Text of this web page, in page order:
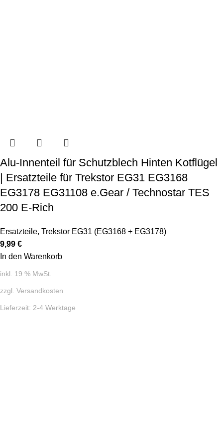
Alu-Innenteil für Schutzblech Hinten Kotflügel
| Ersatzteile für Trekstor EG31 EG3168
EG3178 EG31108 e.Gear / Technostar TES
200 E-Rich
Ersatzteile, Trekstor EG31 (EG3168 + EG3178)
9,99 €
In den Warenkorb
inkl. 19 % MwSt.
zzgl. Versandkosten
Lieferzeit: 2-4 Werktage